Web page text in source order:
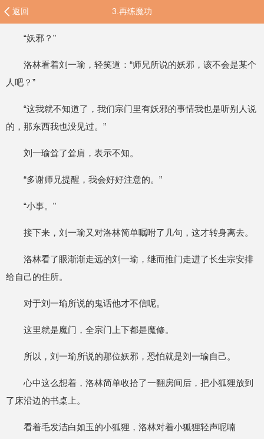
返回 3.再练魔功
“妖邪？”
洛林看着刘一瑜，轻笑道：“师兄所说的妖邪，该不会是某个
人吧？”
“这我就不知道了，我们宗门里有妖邪的事情我也是听别人说
的，那东西我也没见过。”
刘一瑜耸了耸肩，表示不知。
“多谢师兄提醒，我会好好注意的。”
“小事。”
接下来，刘一瑜又对洛林简单嘱咐了几句，这才转身离去。
洛林看了眼渐渐走远的刘一瑜，继而推门走进了长生宗安排
给自己的住所。
对于刘一瑜所说的鬼话他才不信呢。
这里就是魔门，全宗门上下都是魔修。
所以，刘一瑜所说的那位妖邪，恐怕就是刘一瑜自己。
心中这么想着，洛林简单收拾了一翻房间后，把小狐狸放到
了床沿边的书桌上。
看着毛发洁白如玉的小狐狸，洛林对着小狐狸轻声呢喃